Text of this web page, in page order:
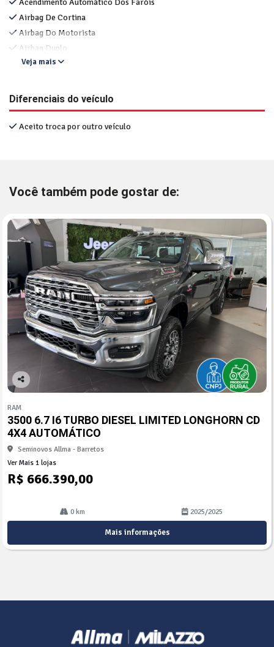
Airbag De Cortina
Airbag Do Motorista
Airbag Duplo
Veja mais
Diferenciais do veículo
Aceito troca por outro veículo
Você também pode gostar de:
Co
arti
lhe
RAM
3500 6.7 I6 TURBO DIESEL LIMITED LONGHORN CD
4X4 AUTOMÁTICO
Seminovos Allma - Barretos
Ver Mais 1 lojas
R$ 666.390,00
0 km 2025/2025
Mais informações